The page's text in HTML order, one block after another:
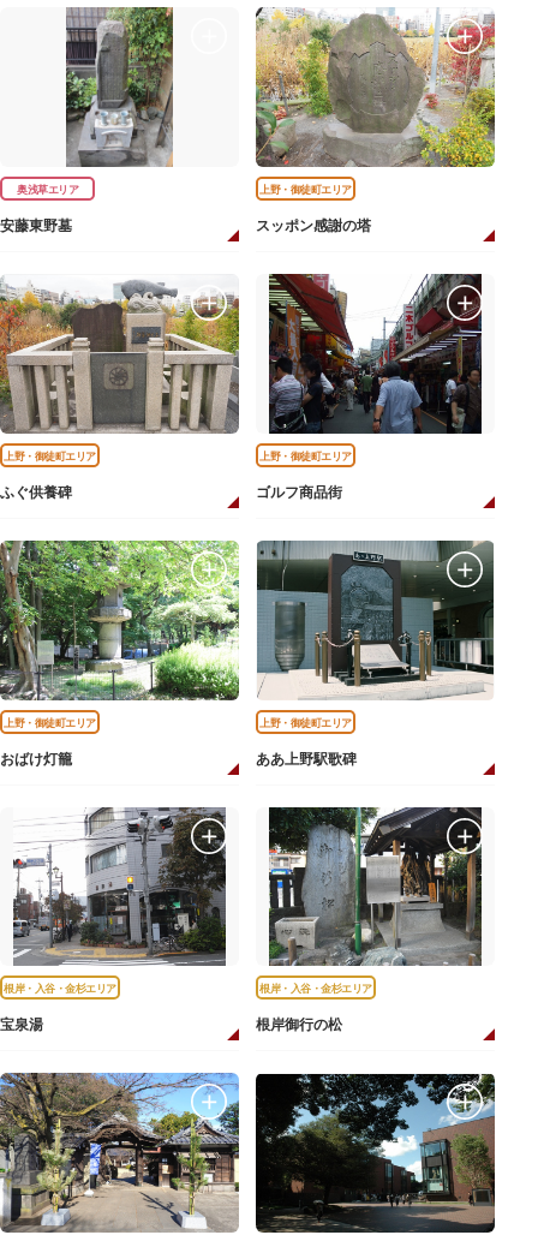
奥浅草エリア
安藤東野墓
上野・御徒町エリア
スッポン感謝の塔
上野・御徒町エリア
ふぐ供養碑
上野・御徒町エリア
ゴルフ商品街
上野・御徒町エリア
おばけ灯籠
上野・御徒町エリア
ああ上野駅歌碑
根岸・入谷・金杉エリア
宝泉湯
根岸・入谷・金杉エリア
根岸御行の松